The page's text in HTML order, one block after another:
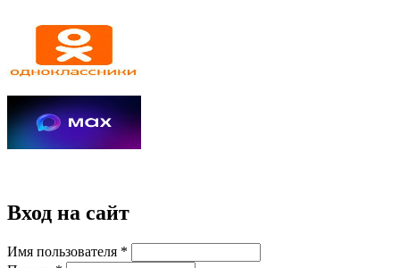
Вход на сайт
Имя пользователя *